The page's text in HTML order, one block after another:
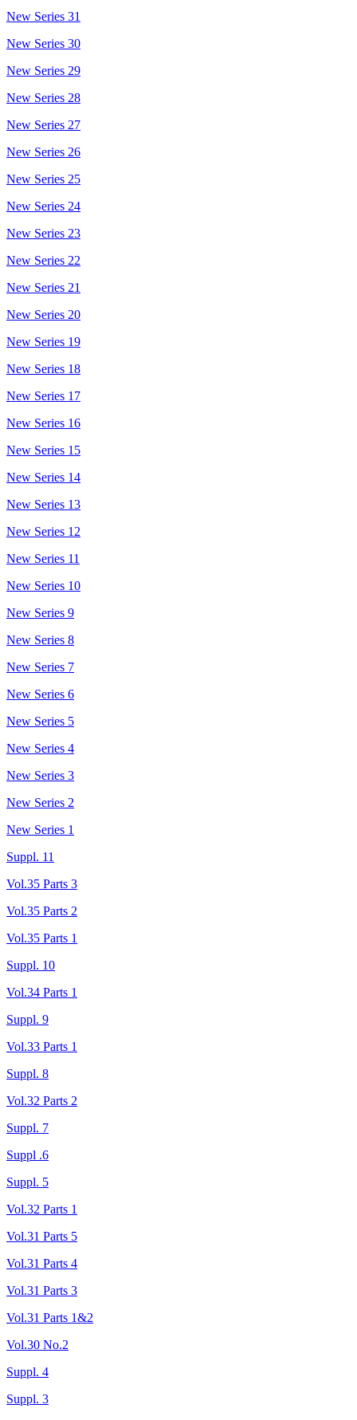
New Series 31
New Series 30
New Series 29
New Series 28
New Series 27
New Series 26
New Series 25
New Series 24
New Series 23
New Series 22
New Series 21
New Series 20
New Series 19
New Series 18
New Series 17
New Series 16
New Series 15
New Series 14
New Series 13
New Series 12
New Series 11
New Series 10
New Series 9
New Series 8
New Series 7
New Series 6
New Series 5
New Series 4
New Series 3
New Series 2
New Series 1
Suppl. 11
Vol.35 Parts 3
Vol.35 Parts 2
Vol.35 Parts 1
Suppl. 10
Vol.34 Parts 1
Suppl. 9
Vol.33 Parts 1
Suppl. 8
Vol.32 Parts 2
Suppl. 7
Suppl .6
Suppl. 5
Vol.32 Parts 1
Vol.31 Parts 5
Vol.31 Parts 4
Vol.31 Parts 3
Vol.31 Parts 1&2
Vol.30 No.2
Suppl. 4
Suppl. 3